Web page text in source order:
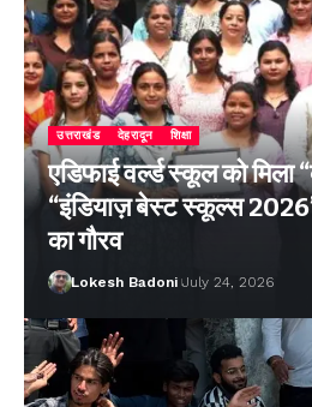
उत्तराखंड देहरादून शिक्षा
एडिफाई वर्ल्ड स्कूल को मिला
“इंडियाज़ बेस्ट स्कूल्स
का गौरव
Lokesh Badoni July 24, 2026